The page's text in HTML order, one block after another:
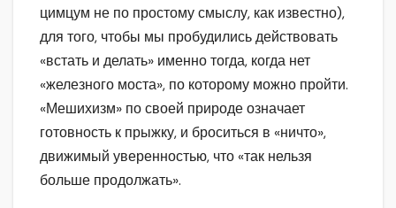
цимцум не по простому смыслу, как известно),
для того, чтобы мы пробудились действовать
«встать и делать» именно тогда, когда нет
«железного моста», по которому можно пройти.
«Мешихизм» по своей природе означает
готовность к прыжку, и броситься в «ничто»,
движимый уверенностью, что «так нельзя
больше продолжать».